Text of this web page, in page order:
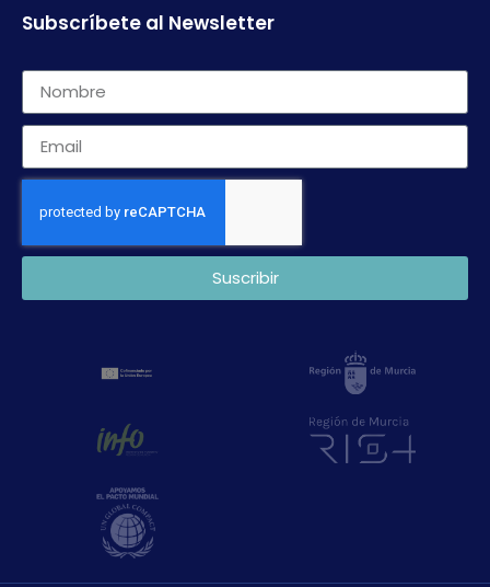
Subscríbete al Newsletter
Suscribir